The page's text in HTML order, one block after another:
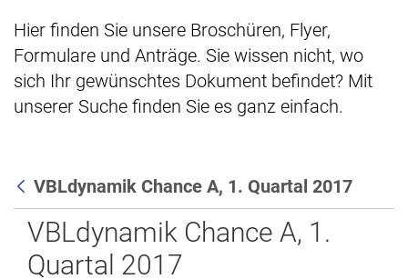
Hier finden Sie unsere Broschüren, Flyer,
Formulare und Anträge. Sie wissen nicht, wo
sich Ihr gewünschtes Dokument befindet? Mit
unserer Suche finden Sie es ganz einfach.
Zurück
VBLdynamik Chance A, 1. Quartal 2017
VBLdynamik Chance A, 1.
Quartal 2017